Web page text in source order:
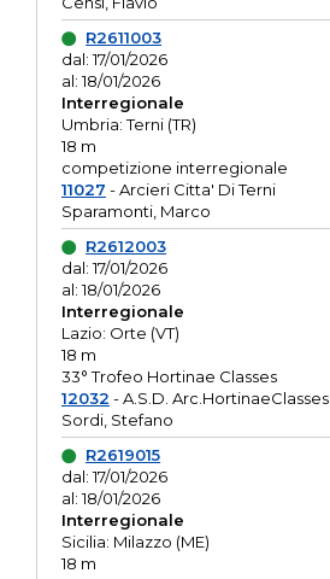
R2611003
dal: 17/01/2026
al: 18/01/2026
Interregionale
Umbria: Terni (TR)
18 m
competizione interregionale
11027 - Arcieri Citta' Di Terni
Sparamonti, Marco
R2612003
dal: 17/01/2026
al: 18/01/2026
Interregionale
Lazio: Orte (VT)
18 m
33° Trofeo Hortinae Classes
12032 - A.S.D. Arc.HortinaeClasses
Sordi, Stefano
R2619015
dal: 17/01/2026
al: 18/01/2026
Interregionale
Sicilia: Milazzo (ME)
18 m